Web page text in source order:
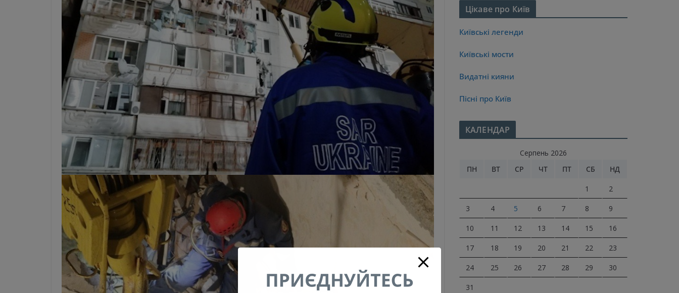
Цікаве про Київ
Київські легенди
Київські мости
Видатні кияни
Пісні про Київ
КАЛЕНДАР
Серпень 2026
ПН
ВТ СР ЧТ ПТ СБ НД
1 2
3 4 5 6 7 8 9
10 11 12 13 14 15 16
17 18 19 20 21 22 23
24 25 26 27 28 29 30
31